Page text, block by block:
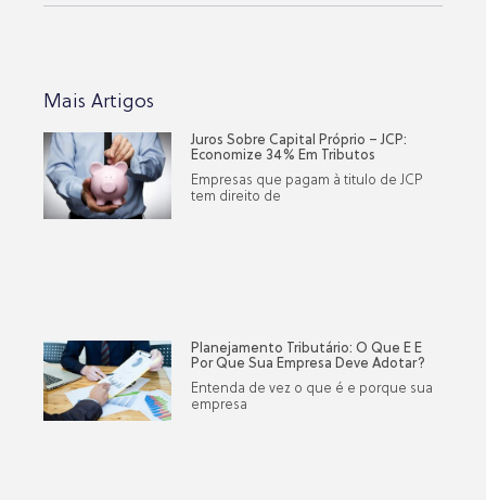
Mais Artigos
Juros Sobre Capital Próprio – JCP:
Economize 34% Em Tributos
Empresas que pagam à titulo de JCP
tem direito de
Planejamento Tributário: O Que É E
Por Que Sua Empresa Deve Adotar?
Entenda de vez o que é e porque sua
empresa